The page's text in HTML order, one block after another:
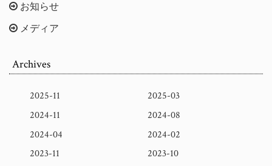
お知らせ
メディア
Archives
2025-11
2025-03
2024-11
2024-08
2024-04
2024-02
2023-11
2023-10